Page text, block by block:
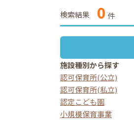
検索結果
0 件
施設種別から探す
認可保育所(公立)
認可保育所(私立)
認定こども園
小規模保育事業